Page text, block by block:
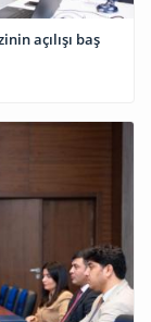
açılışı baş